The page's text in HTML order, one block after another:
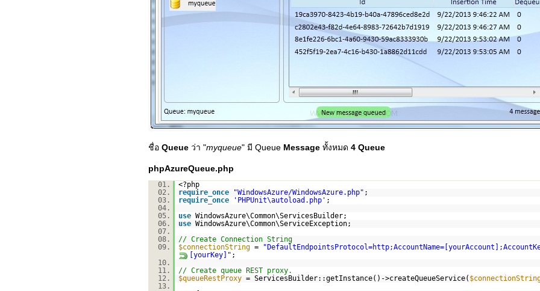
ชื่อ Queue ว่า "myqueue" มี Queue Message ทั้งหมด 4 Queue
phpAzureQueue.php
01.
<?php
02.
require_once "WindowsAzure/WindowsAzure.php" ;
03.
require_once 'PHPUnit\autoload.php' ;
04.
05.
use WindowsAzure\Common\ServicesBuilder;
06.
use WindowsAzure\Common\ServiceException;
07.
08.
// Create Connection String
09.
$connectionString =
[yourKey]" ;
10.
11.
// Create queue REST proxy.
12.
$queueRestProxy = ServicesBuilder::getInstance()->createQueueService(
13.